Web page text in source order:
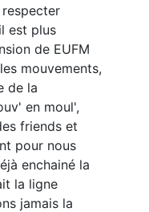
est plus
de EUFM
mouvements,
de la
en moul',
friends et
pour nous
enchainé la
la ligne
jamais la